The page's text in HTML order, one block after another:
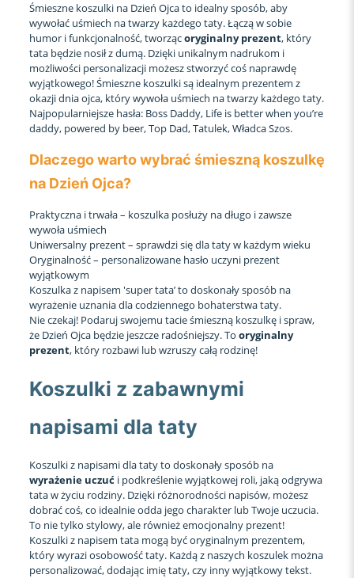
Śmieszne koszulki na Dzień Ojca to idealny sposób, aby
wywołać uśmiech na twarzy każdego taty. Łączą w sobie
humor i funkcjonalność, tworzącoryginalny prezent, który
tata będzie nosił z dumą. Dzięki unikalnym nadrukom i
możliwości personalizacji możesz stworzyć coś naprawdę
wyjątkowego! Śmieszne koszulki są idealnym prezentem z
okazji dnia ojca, który wywoła uśmiech na twarzy każdego taty.
Najpopularniejsze hasła: Boss Daddy, Life is better when you’re
daddy, powered by beer, Top Dad, Tatulek, Władca Szos.
Dlaczego warto wybrać śmieszną koszulkę
na Dzień Ojca?
Praktyczna i trwała – koszulka posłuży na długo i zawsze
wywoła uśmiech
Uniwersalny prezent – sprawdzi się dla taty w każdym wieku
Oryginalność – personalizowane hasło uczyni prezent
wyjątkowym
Koszulka z napisem 'super tata’ to doskonały sposób na
wyrażenie uznania dla codziennego bohaterstwa taty.
Nie czekaj! Podaruj swojemu tacie śmieszną koszulkę i spraw,
że Dzień Ojca będzie jeszcze radośniejszy. To oryginalny
prezent, który rozbawi lub wzruszy całą rodzinę!
Koszulki z zabawnymi
napisami dla taty
Koszulki z napisami dla taty to doskonały sposób na
wyrażenie uczući podkreślenie wyjątkowej roli, jaką odgrywa
tata w życiu rodziny. Dzięki różnorodności napisów, możesz
dobrać coś, co idealnie odda jego charakter lub Twoje uczucia.
To nie tylko stylowy, ale również emocjonalny prezent!
Koszulki z napisem tata mogą być oryginalnym prezentem,
który wyrazi osobowość taty. Każdą z naszych koszulek można
personalizować, dodając imię taty, czy inny wyjątkowy tekst.